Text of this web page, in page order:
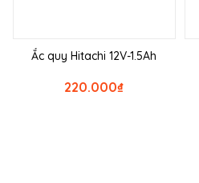
Ắc quy Hitachi 12V-1.5Ah
₫
220.000